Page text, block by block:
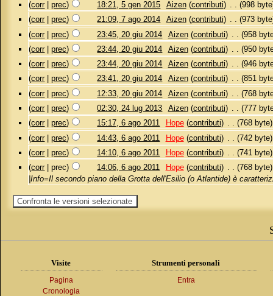
(corr|prec) 18:21, 5 gen 2015 Aizen (contributi)
(998
(corr|prec) 21:09, 7 ago 2014 Aizen (contributi) . . (973
(corr|prec) 23:45, 20 giu 2014 Aizen (contributi)
(958
(corr|prec) 23:44, 20 giu 2014 Aizen (contributi)
(950
(corr|prec) 23:44, 20 giu 2014 Aizen (contributi) . . (946
(corr|prec) 23:41, 20 giu 2014 Aizen (contributi) . . (851
(corr|prec) 12:33, 20 giu 2014 Aizen (contributi)
(768
(corr|prec) 02:30, 24 lug 2013 Aizen (contributi)
(777
(corr|prec) 15:17, 6 ago 2011 Hope (contributi) . . (768 byte)
(corr|prec) 14:43, 6 ago 2011 Hope (contributi)
(742 byte)
(corr|prec) 14:10, 6 ago 2011 Hope (contributi)
(741 byte)
(corr| prec) 14:06, 6 ago 2011 Hope (contributi) . . (768 byte)
|Info=Il secondo piano della Grotta dell'Esilio (o Atlantide) è
Visite
Pagina
Cronologia
Strumenti personali
Entra